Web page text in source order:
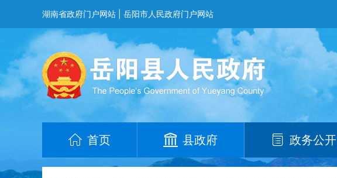
湖南省政府门户网站 岳阳市人民政府门户网站
首页 县政府 政务公开